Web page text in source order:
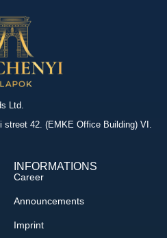
Ltd.
42. (EMKE Office Building) VI.
INFORMATIONS
Career
Announcements
Imprint